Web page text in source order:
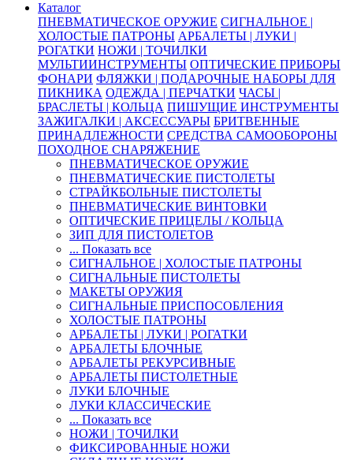
Каталог
ПНЕВМАТИЧЕСКОЕ ОРУЖИЕ СИГНАЛЬНОЕ |
ХОЛОСТЫЕ ПАТРОНЫ АРБАЛЕТЫ | ЛУКИ |
РОГАТКИ НОЖИ | ТОЧИЛКИ
МУЛЬТИИНСТРУМЕНТЫ ОПТИЧЕСКИЕ ПРИБОРЫ
ФОНАРИ ФЛЯЖКИ | ПОДАРОЧНЫЕ НАБОРЫ ДЛЯ
ПИКНИКА ОДЕЖДА | ПЕРЧАТКИ ЧАСЫ |
БРАСЛЕТЫ | КОЛЬЦА ПИШУЩИЕ ИНСТРУМЕНТЫ
ЗАЖИГАЛКИ | АКСЕССУАРЫ БРИТВЕННЫЕ
ПРИНАДЛЕЖНОСТИ СРЕДСТВА САМООБОРОНЫ
ПОХОДНОЕ СНАРЯЖЕНИЕ
ПНЕВМАТИЧЕСКОЕ ОРУЖИЕ
ПНЕВМАТИЧЕСКИЕ ПИСТОЛЕТЫ
СТРАЙКБОЛЬНЫЕ ПИСТОЛЕТЫ
ПНЕВМАТИЧЕСКИЕ ВИНТОВКИ
ОПТИЧЕСКИЕ ПРИЦЕЛЫ / КОЛЬЦА
ЗИП ДЛЯ ПИСТОЛЕТОВ
... Показать все
СИГНАЛЬНОЕ | ХОЛОСТЫЕ ПАТРОНЫ
СИГНАЛЬНЫЕ ПИСТОЛЕТЫ
МАКЕТЫ ОРУЖИЯ
СИГНАЛЬНЫЕ ПРИСПОСОБЛЕНИЯ
ХОЛОСТЫЕ ПАТРОНЫ
АРБАЛЕТЫ | ЛУКИ | РОГАТКИ
АРБАЛЕТЫ БЛОЧНЫЕ
АРБАЛЕТЫ РЕКУРСИВНЫЕ
АРБАЛЕТЫ ПИСТОЛЕТНЫЕ
ЛУКИ БЛОЧНЫЕ
ЛУКИ КЛАССИЧЕСКИЕ
... Показать все
НОЖИ | ТОЧИЛКИ
ФИКСИРОВАННЫЕ НОЖИ